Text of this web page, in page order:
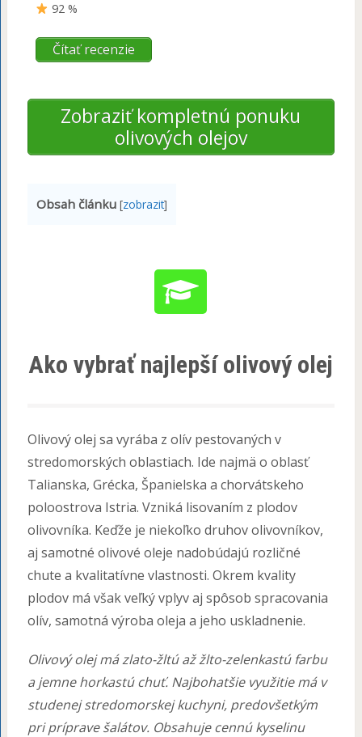
92 %
Čítať recenzie
Zobraziť kompletnú ponuku
olivových olejov
Obsah článku [zobrazit]
Ako vybrať najlepší olivový olej
Olivový olej sa vyrába z olív pestovaných v
stredomorských oblastiach. Ide najmä o oblasť
Talianska, Grécka, Španielska a chorvátskeho
poloostrova Istria. Vzniká lisovaním z plodov
olivovníka. Keďže je niekoľko druhov olivovníkov,
aj samotné olivové oleje nadobúdajú rozličné
chute a kvalitatívne vlastnosti. Okrem kvality
plodov má však veľký vplyv aj spôsob spracovania
olív, samotná výroba oleja a jeho uskladnenie.
Olivový olej má zlato-žltú až žlto-zelenkastú farbu
a jemne horkastú chuť. Najbohatšie využitie má v
studenej stredomorskej kuchyni, predovšetkým
pri príprave šalátov. Obsahuje cennú kyselinu